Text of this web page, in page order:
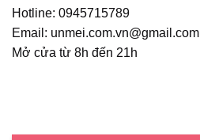
Hotline: 0945715789
Email: unmei.com.vn@gmail.com
Mở cửa từ 8h đến 21h